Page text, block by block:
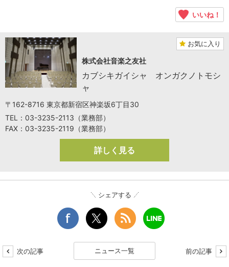
いいね！
お気に入り
株式会社音楽之友社
カブシキガイシャ オンガクノトモシ
ャ
〒162-8716 東京都新宿区神楽坂6丁目30
TEL：03-3235-2113（業務部）
FAX：03-3235-2119（業務部）
詳しく見る
シェアする
次の記事 ニュース一覧 前の記事